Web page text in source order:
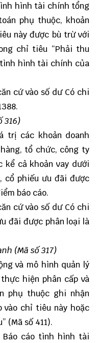
hình tài chính tổng
phụ thuộc, khoản
này được bù trừ với
chỉ tiêu “Phải thu
tình hình tài chính của
cứ vào số dư Có chi
316)
trị các khoản doanh
tổ chức, công ty
cả khoản vay dưới
cổ phiếu ưu đãi được
báo cáo.
cứ vào số dư Có chi
đãi được phân loại là
(Mã số 317)
và mô hình quản lý
hiện phân cấp và
phụ thuộc ghi nhận
vào chỉ tiêu này hoặc
(Mã số 411).
cáo tình hình tài